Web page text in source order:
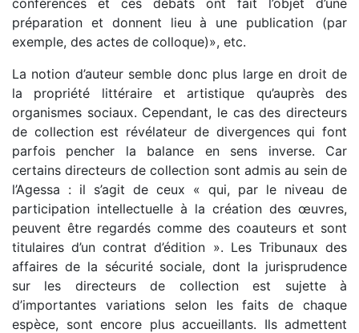
préparation et donnent lieu à une publication (par
exemple, des actes de colloque)», etc.
La notion d’auteur semble donc plus large en droit de
la propriété littéraire et artistique qu’auprès des
organismes sociaux. Cependant, le cas des directeurs
de collection est révélateur de divergences qui font
parfois pencher la balance en sens inverse. Car
certains directeurs de collection sont admis au sein de
l’Agessa : il s’agit de ceux « qui, par le niveau de
participation intellectuelle à la création des œuvres,
peuvent être regardés comme des coauteurs et sont
titulaires d’un contrat d’édition ». Les Tribunaux des
affaires de la sécurité sociale, dont la jurisprudence
sur les directeurs de collection est sujette à
d’importantes variations selon les faits de chaque
espèce, sont encore plus accueillants. Ils admettent